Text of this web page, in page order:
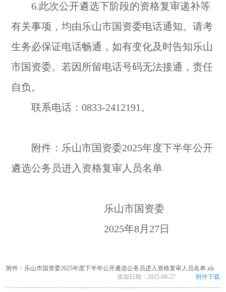
6.此次公开遴选下阶段的资格复审递补等
有关事项，均由乐山市国资委电话通知。请考
生务必保证电话畅通，如有变化及时告知乐山
市国资委。若因所留电话号码无法接通，责任
自负。
联系电话：0833-2412191。
附件：乐山市国资委2025年度下半年公开
遴选公务员进入资格复审人员名单
乐山市国资委
2025年8月27日
附件：乐山市国资委2025年度下半年公开遴选公务员进入资格复审人员名单.xls
添加日期： 2025-08-27 附件下载